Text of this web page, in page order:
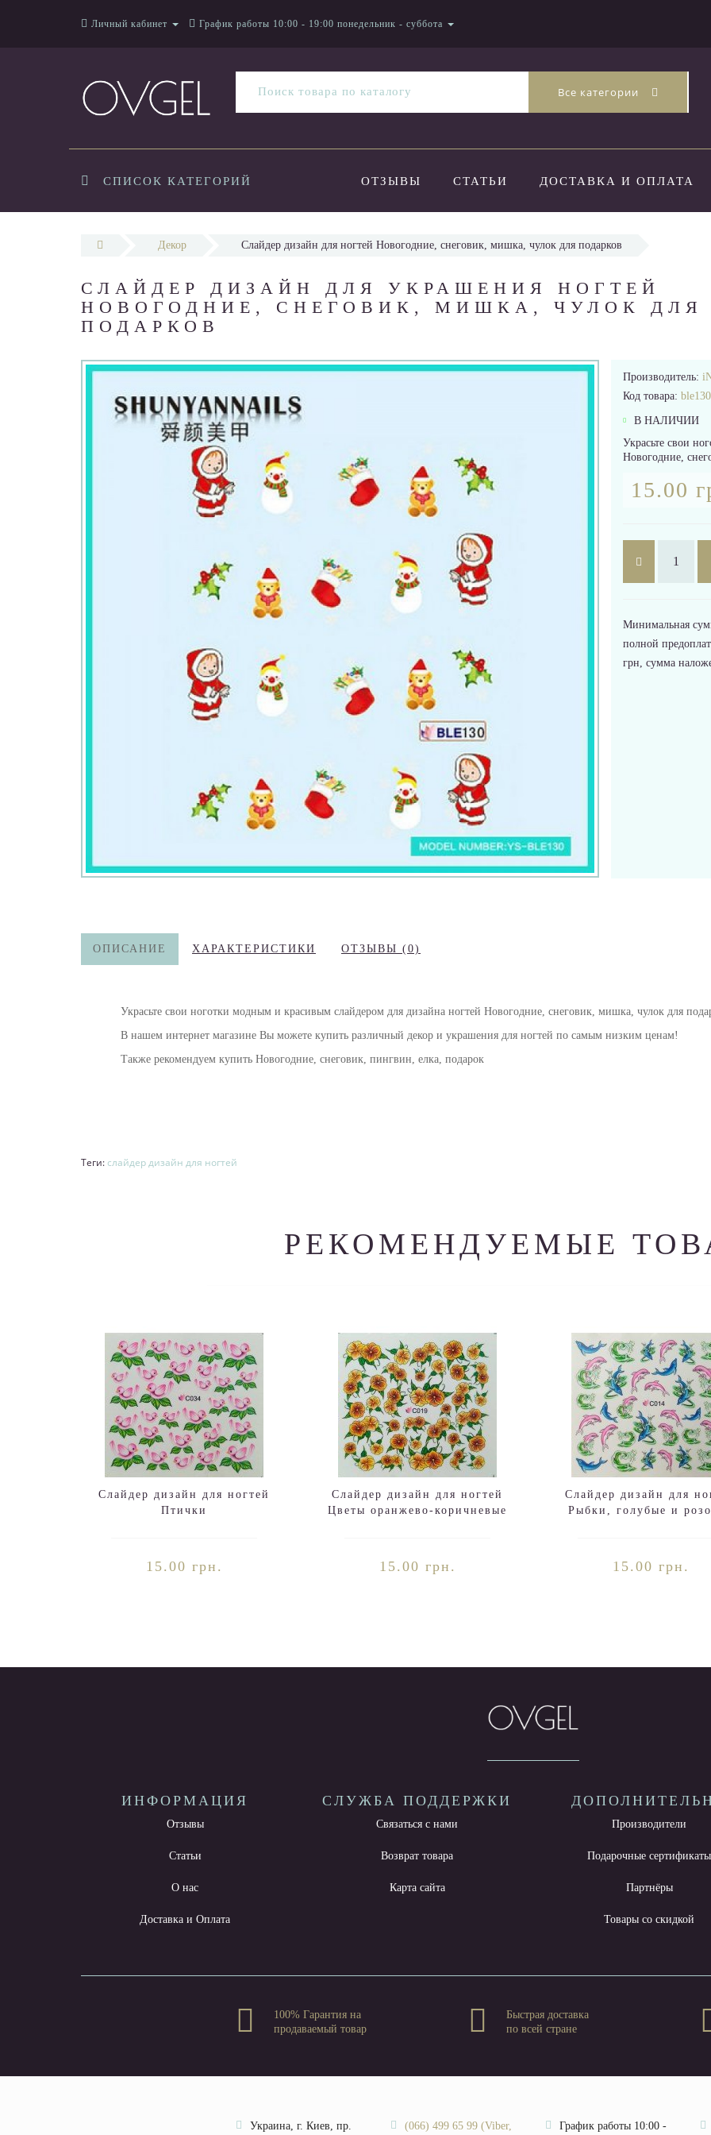
Личный кабинет График работы 10:00 - 19:00 понедельник - суббота
Все категории
СПИСОК КАТЕГОРИЙ ОТЗЫВЫ СТАТЬИ ДОСТАВКА И ОПЛАТА
Декор Слайдер дизайн для ногтей Новогодние, снеговик, мишка, чулок для подарков
СЛАЙДЕР ДИЗАЙН ДЛЯ УКРАШЕНИЯ НОГТЕЙ
НОВОГОДНИЕ, СНЕГОВИК, МИШКА, ЧУЛОК ДЛЯ
ПОДАРКОВ
Производитель:
Код товара: ble130
В НАЛИЧИИ
Украсьте свои
Новогодние,
15.00
Минимальная
полной
грн, сумма
ОПИСАНИЕ ХАРАКТЕРИСТИКИ ОТЗЫВЫ (0)
Украсьте свои ноготки модным и красивым слайдером для дизайна ногтей Новогодние, снеговик, мишка, чулок для
В нашем интернет магазине Вы можете купить различный декор и украшения для ногтей по самым низким ценам!
Также рекомендуем купить Новогодние, снеговик, пингвин, елка, подарок
Теги: слайдер дизайн для ногтей
РЕКОМЕНДУЕМЫЕ
Слайдер дизайн для ногтей
Птички
15.00 грн.
Слайдер дизайн для ногтей
Цветы оранжево-коричневые
15.00 грн.
Слайдер дизайн для
Рыбки, голубые и
15.00 грн.
ИНФОРМАЦИЯ
Отзывы
Статьи
О нас
Доставка и Оплата
СЛУЖБА ПОДДЕРЖКИ
Связаться с нами
Возврат товара
Карта сайта
Производители
Подарочные сертификаты
Партнёры
Товары со скидкой
100% Гарантия на
продаваемый товар
Быстрая доставка
по всей стране
Украина, г. Киев, пр. (066) 499 65 99 (Viber, График работы 10:00 -